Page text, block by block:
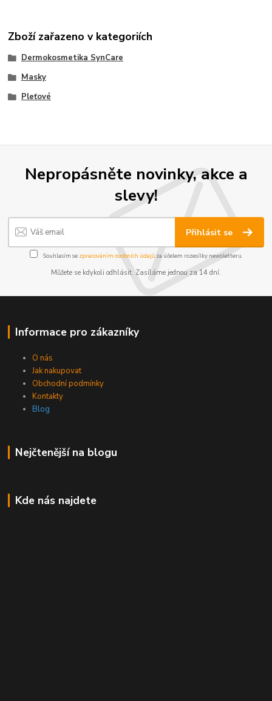
Zboží zařazeno v kategoriích
Dermokosmetika SynCare
Masky
Pleťové
Nepropásněte novinky, akce a
slevy!
Přihlásit se
Souhlasím se zpracováním osobních údajůza účelem rozesílky newsletteru.
Můžete se kdykoli odhlásit. Zasíláme jednou za 14 dní.
Informace pro zákazníky
O nás
Jak nakupovat
Obchodní podmínky
Kontakty
Blog
Nejčtenější na blogu
Kde nás najdete